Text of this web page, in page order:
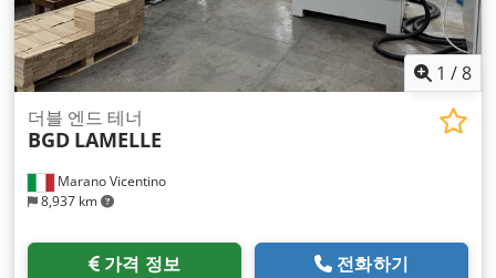
1 /8
Marano Vicentino
8,937 km
더블 엔드 테너
BGD LAMELLE
가격 정보 전화하기